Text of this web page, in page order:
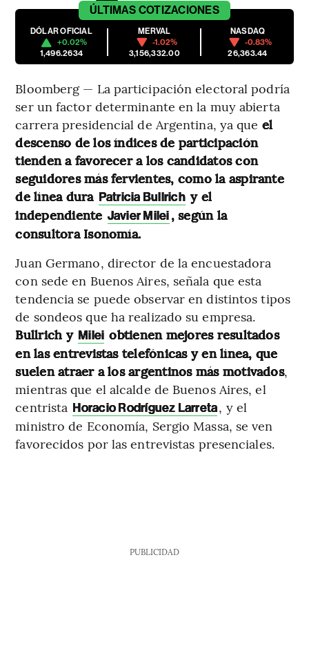
ÚLTIMAS COTIZACIONES
DÓLAR OFICIAL
+0.02%
1,496.2634
MERVAL
-1.02%
3,156,332.00
NASDAQ
-0.83%
26,363.44
Bloomberg — La participación electoral podría
ser un factor determinante en la muy abierta
carrera presidencial de Argentina, ya que el
descenso de los índices de participación
tienden a favorecer a los candidatos con
seguidores más fervientes, como la aspirante
de línea dura Patricia Bullrich y el
independiente Javier Milei, según la
consultora Isonomía.
Juan Germano, director de la encuestadora
con sede en Buenos Aires, señala que esta
tendencia se puede observar en distintos tipos
de sondeos que ha realizado su empresa.
Bullrich y Milei obtienen mejores resultados
en las entrevistas telefónicas y en línea, que
suelen atraer a los argentinos más motivados,
mientras que el alcalde de Buenos Aires, el
centrista Horacio Rodríguez Larreta, y el
ministro de Economía, Sergio Massa, se ven
favorecidos por las entrevistas presenciales.
PUBLICIDAD